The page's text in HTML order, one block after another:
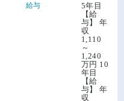
給与
5年目
【給
与】 年
収
1,110
～
1,240
万円 10
年目
【給
与】 年
収